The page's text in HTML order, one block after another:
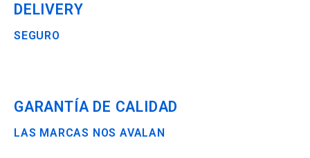
DELIVERY
SEGURO
GARANTÍA DE CALIDAD
LAS MARCAS NOS AVALAN